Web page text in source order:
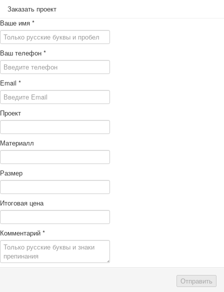
Заказать проект
Ваше имя *
Ваш телефон *
Email *
Проект
Материалл
Размер
Итоговая цена
Комментарий *
Отправить